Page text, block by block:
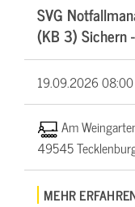
SVG
(KB 3) Sichern
19.09.2026
Am
49545
MEHR